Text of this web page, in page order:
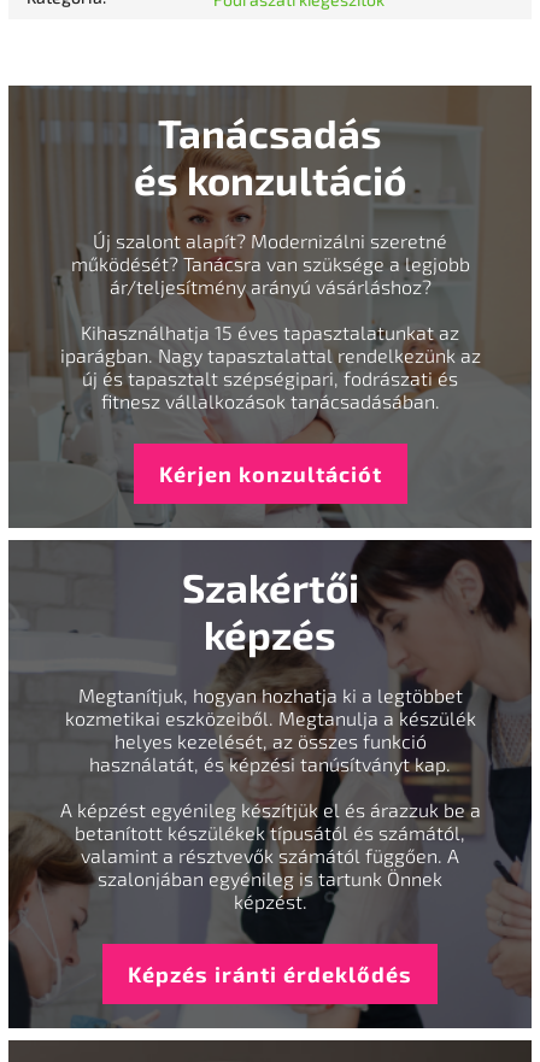
Tanácsadás
és konzultáció
Új szalont alapít? Modernizálni szeretné
működését? Tanácsra van szüksége a legjobb
ár/teljesítmény arányú vásárláshoz?
Kihasználhatja 15 éves tapasztalatunkat az
iparágban. Nagy tapasztalattal rendelkezünk az
új és tapasztalt szépségipari, fodrászati és
fitnesz vállalkozások tanácsadásában.
Kérjen konzultációt
Szakértői
képzés
Megtanítjuk, hogyan hozhatja ki a legtöbbet
kozmetikai eszközeiből. Megtanulja a készülék
helyes kezelését, az összes funkció
használatát, és képzési tanúsítványt kap.
A képzést egyénileg készítjük el és árazzuk be a
betanított készülékek típusától és számától,
valamint a résztvevők számától függően. A
szalonjában egyénileg is tartunk Önnek
képzést.
Képzés iránti érdeklődés